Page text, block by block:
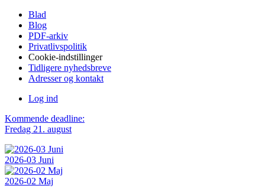
Blad
Blog
PDF-arkiv
Privatlivspolitik
Cookie-indstillinger
Tidligere nyhedsbreve
Adresser og kontakt
Log ind
Kommende deadline:
Fredag 21. august
2026-03 Juni
2026-02 Maj